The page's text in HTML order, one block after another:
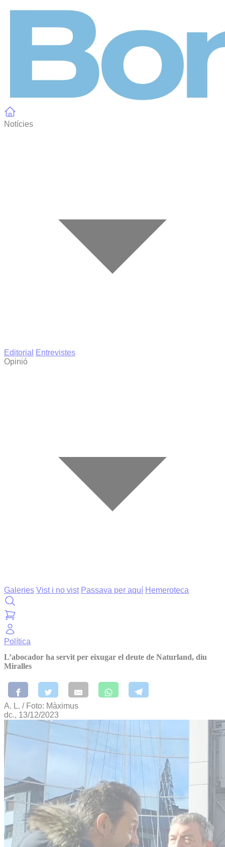
Notícies
Editorial
Entrevistes
Opinió
Galeries Vist i no vist Passava per aquí Hemeroteca
Política
L’abocador ha servit per eixugar el deute de Naturland, diu
Miralles
A. L. / Foto: Màximus
dc., 13/12/2023